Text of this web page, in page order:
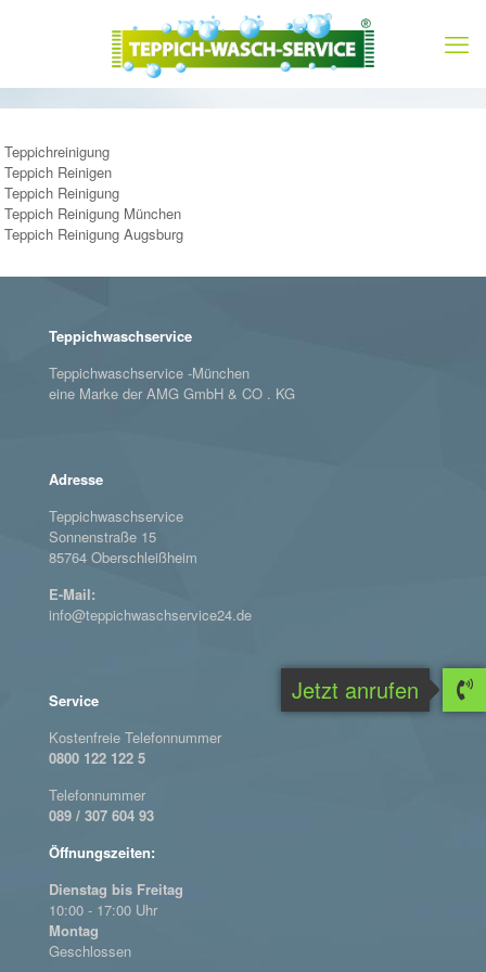
Teppichreinigung
Teppich Reinigen
Teppich Reinigung
Teppich Reinigung München
Teppich Reinigung Augsburg
Teppichwaschservice
Teppichwaschservice -München
eine Marke der AMG GmbH & CO . KG
Adresse
Teppichwaschservice
Sonnenstraße 15
85764 Oberschleißheim
E-Mail:
info@teppichwaschservice24.de
Service
Kostenfreie Telefonnummer
0800 122 122 5
Telefonnummer
089 / 307 604 93
Öffnungszeiten:
Dienstag bis Freitag
10:00 - 17:00 Uhr
Montag
Geschlossen
Jetzt anrufen